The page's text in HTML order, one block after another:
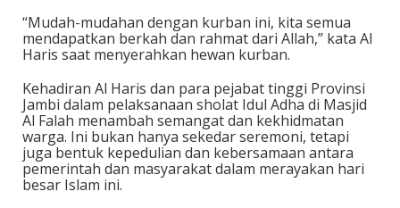
“Mudah-mudahan dengan kurban ini, kita semua
mendapatkan berkah dan rahmat dari Allah,” kata Al
Haris saat menyerahkan hewan kurban.
Kehadiran Al Haris dan para pejabat tinggi Provinsi
Jambi dalam pelaksanaan sholat Idul Adha di Masjid
Al Falah menambah semangat dan kekhidmatan
warga. Ini bukan hanya sekedar seremoni, tetapi
juga bentuk kepedulian dan kebersamaan antara
pemerintah dan masyarakat dalam merayakan hari
besar Islam ini.